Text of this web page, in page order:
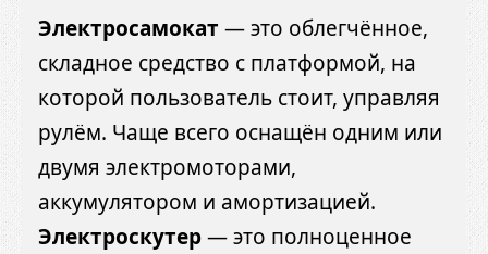
Электросамокат — это облегчённое,
складное средство с платформой, на
которой пользователь стоит, управляя
рулём. Чаще всего оснащён одним или
двумя электромоторами,
аккумулятором и амортизацией.
Электроскутер— это полноценное